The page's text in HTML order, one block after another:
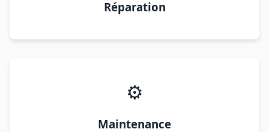
Réparation
⚙️
Maintenance